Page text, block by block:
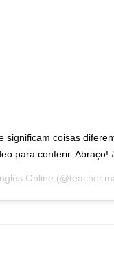
significam coisas
para conferir. Abraço!
Online